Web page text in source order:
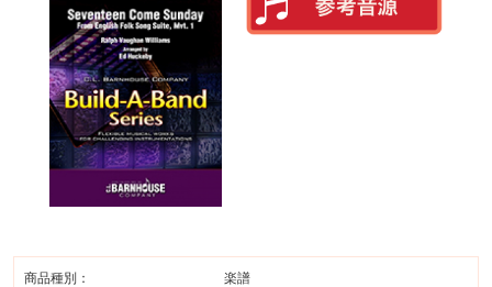
商品種別：
楽譜